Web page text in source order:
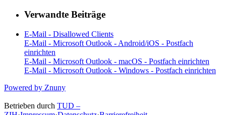
Verwandte Beiträge
E-Mail - Disallowed Clients
E-Mail - Microsoft Outlook - Android/iOS - Postfach
einrichten
E-Mail - Microsoft Outlook - macOS - Postfach einrichten
E-Mail - Microsoft Outlook - Windows - Postfach einrichten
Powered by Znuny
Betrieben durch TUD –